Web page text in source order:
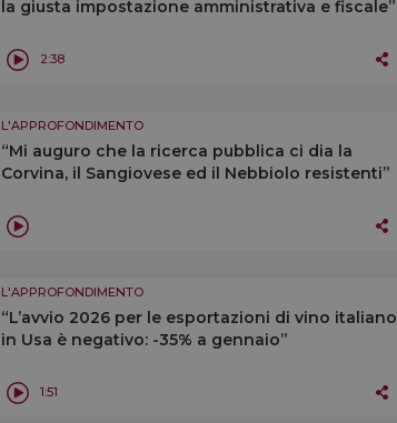
la giusta impostazione amministrativa e fiscale”
2:38
L'APPROFONDIMENTO
“Mi auguro che la ricerca pubblica ci dia la
Corvina, il Sangiovese ed il Nebbiolo resistenti”
L'APPROFONDIMENTO
“L’avvio 2026 per le esportazioni di vino italiano
in Usa è negativo: -35% a gennaio”
1:51